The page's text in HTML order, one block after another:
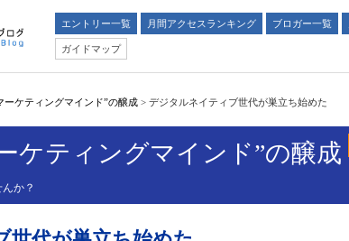
エントリー一覧 月間アクセスランキング ブロガー一覧
ガイドマップ
ーケティングマインド”の醸成 > デジタルネイティブ世代が巣立ち始めた
ケティングマインド”の醸成
か？